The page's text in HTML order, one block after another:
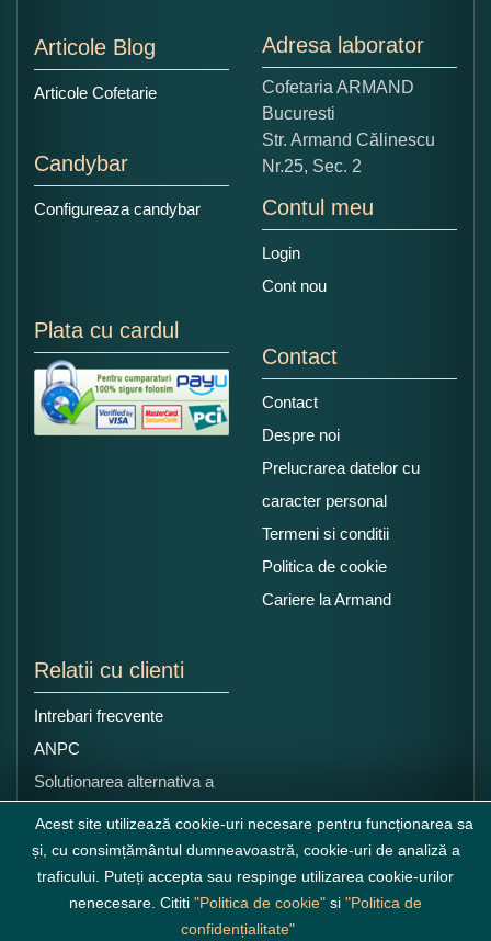
Copiati alaturi numarul din imagine:
Articole Blog
Articole Cofetarie
Candybar
Configureaza candybar
Adresa laborator
Cofetaria ARMAND
Bucuresti
Str. Armand Călinescu
Nr.25, Sec. 2
Contul meu
Login
Cont nou
Plata cu cardul
Contact
Contact
Despre noi
Prelucrarea datelor cu
caracter personal
Termeni si conditii
Politica de cookie
Cariere la Armand
Relatii cu clienti
Intrebari frecvente
ANPC
Solutionarea alternativa a
litigiilor
Acest site utilizează cookie-uri necesare pentru funcționarea sa
și, cu consimțământul dumneavoastră, cookie-uri de analiză a
traficului. Puteți accepta sau respinge utilizarea cookie-urilor
nenecesare. Cititi "Politica de cookie" si "Politica de
confidențialitate"